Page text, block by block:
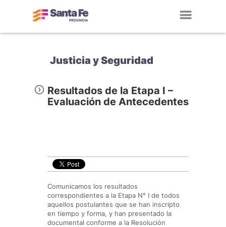
Justicia y Seguridad
Resultados de la Etapa I –
Evaluación de Antecedentes
Comunicamos los resultados
correspondientes a la Etapa N° I de todos
aquellos postulantes que se han inscripto
en tiempo y forma, y han presentado la
documental conforme a la Resolución